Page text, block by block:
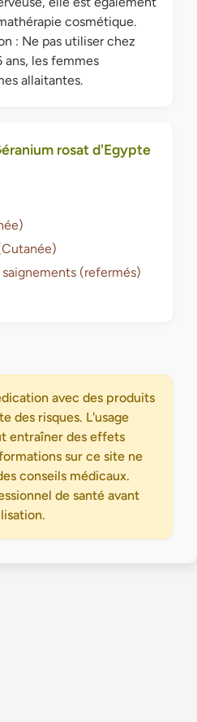
cosmétique.
: Ne pas utiliser chez
ans, les femmes
allaitantes.
rosat d'Egypte
(refermés)
avec des produits
des risques. L'usage
entraîner des effets
sur ce site ne
conseils médicaux.
de santé avant